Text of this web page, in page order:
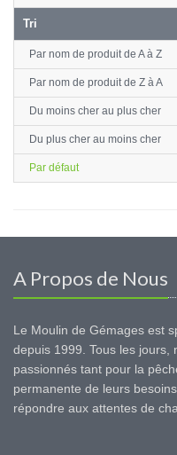
Tri
Par nom de produit de A à Z
Par nom de produit de Z à A
Du moins cher au plus cher
Du plus cher au moins cher
Par défaut
A Propos de Nous
Le Moulin de Gémages est
depuis 1999. Tous les jours,
passionnés tant pour la
permanente de leurs
répondre aux attentes de